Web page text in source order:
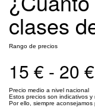
clases
Rango de precios
15 € - 20
Precio medio a nivel nacional
Estos precios son indicativos
Por ello, siempre